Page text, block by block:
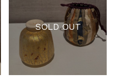
SOLD OUT